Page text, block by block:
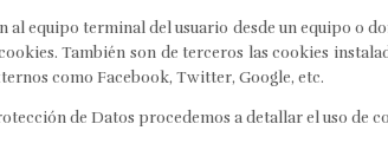
al equipo terminal del usuario desde un equipo o
También son de terceros las cookies
como Facebook, Twitter, Google, etc.
de Datos procedemos a detallar el uso de